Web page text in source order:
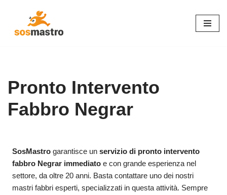
Pronto Intervento
Fabbro Negrar
SosMastro garantisce unservizio di pronto intervento
fabbro Negrar immediato e con grande esperienza nel
settore, da oltre 20 anni. Basta contattare uno dei nostri
mastri fabbri esperti, specializzati in questa attività. Sempre